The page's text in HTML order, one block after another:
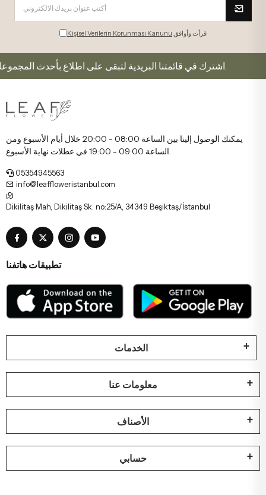
Kişisel Verilerin Korunması Kanunu قرأت وأوافق
اشترك في قائمتنا البريدية لتبقى على اطلاع بأحدث المجموعات والعروض.
يمكنك الوصول إلينا بين الساعة 08:00 - 20:00 خلال أيام الأسبوع ومن
الساعة 09:00 - 19:00 في عطلات نهاية الأسبوع.
05354945563
info@leaffloweristanbul.com
Dikilitaş Mah, Dikilitaş Sk. no:25/A, 34349 Beşiktaş/İstanbul
تطبيقات هاتفنا
الخدمات
معلومات عنا
الأصناف
حسابي